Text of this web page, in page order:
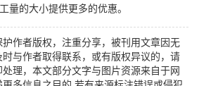
量的大小提供更多的优惠。
作者版权，注重分享，被刊用文章因无
与作者取得联系，或有版权异议的，请
理，本文部分文字与图片资源来自于网